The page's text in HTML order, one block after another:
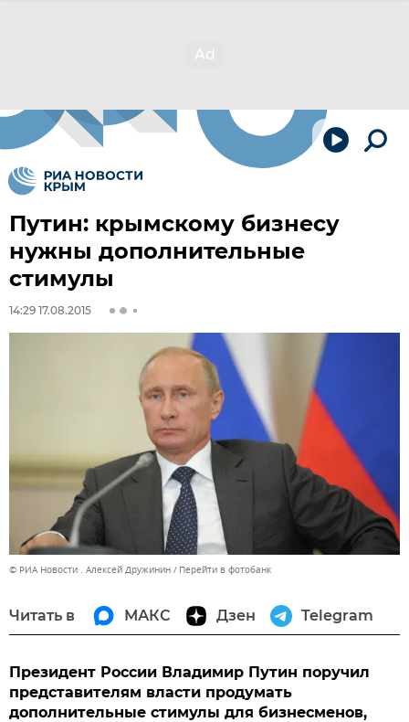
Путин: крымскому бизнесу
нужны дополнительные
стимулы
14:29 17.08.2015
© РИА Новости . Алексей Дружинин Перейти в фотобанк
Читать в МАКС Дзен Telegram
Президент России Владимир Путин поручил
представителям власти продумать
дополнительные стимулы для бизнесменов,